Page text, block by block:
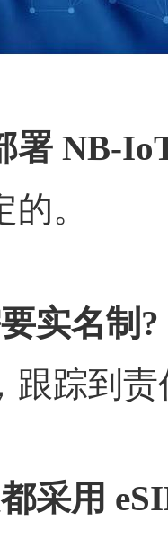
署 NB-
。
实名制?
踪到责
采用